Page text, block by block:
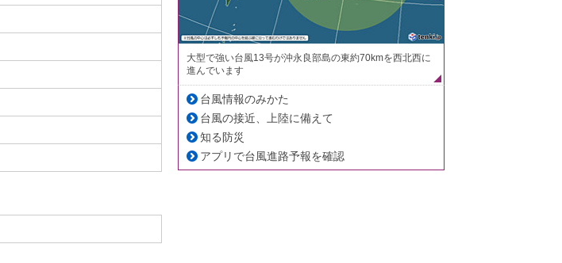
大型で強い台風13号が沖永良部島の東約70kmを西北西に
進んでいます
台風情報のみかた
台風の接近、上陸に備えて
知る防災
アプリで台風進路予報を確認